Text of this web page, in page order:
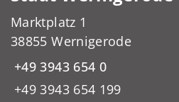
Marktplatz 1
38855 Wernigerode
+49 3943 654 0
+49 3943 654 199